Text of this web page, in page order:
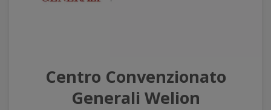
Centro Convenzionato
Generali Welion